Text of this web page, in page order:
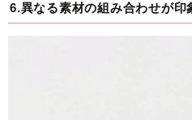
6.異なる素材の組み合わせが印